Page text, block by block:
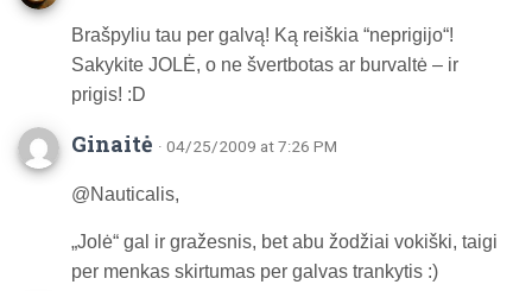
Brašpyliu tau per galvą! Ką reiškia “neprigijo“!
Sakykite JOLĖ, o ne švertbotas ar burvaltė – ir
prigis! :D
Ginaitė · 04/25/2009 at 7:26 PM
@Nauticalis,
„Jolė“ gal ir gražesnis, bet abu žodžiai vokiški, taigi
per menkas skirtumas per galvas trankytis :)